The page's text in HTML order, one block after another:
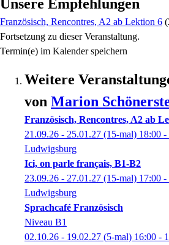
Unsere Empfehlungen
Französisch, Rencontres, A2 ab Lektion 6
Fortsetzung zu dieser Veranstaltung.
Termin(e) im Kalender speichern
Weitere
von Marion
Französisch, Rencontres, A2 ab
21.09.26 - 25.01.27 (15-mal) 18:00 -
Ludwigsburg
Ici, on parle français, B1-B2
23.09.26 - 27.01.27 (15-mal) 17:00 -
Ludwigsburg
Sprachcafé Französisch
Niveau B1
02.10.26 - 19.02.27 (5-mal) 16:00 -